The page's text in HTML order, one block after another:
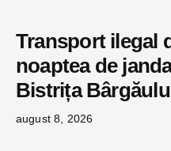
Transport ilegal
noaptea de
Bistrița
august 8, 2026